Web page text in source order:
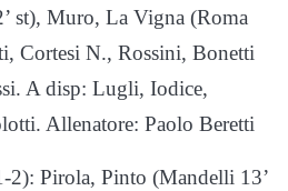
st), Muro, La Vigna (Roma
Cortesi N., Rossini, Bonetti
A disp: Lugli, Iodice,
Allenatore: Paolo Beretti
2): Pirola, Pinto (Mandelli 13’